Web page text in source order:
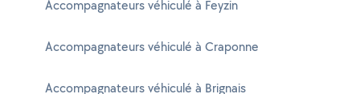
Accompagnateurs véhiculé à Feyzin
Accompagnateurs véhiculé à Craponne
Accompagnateurs véhiculé à Brignais